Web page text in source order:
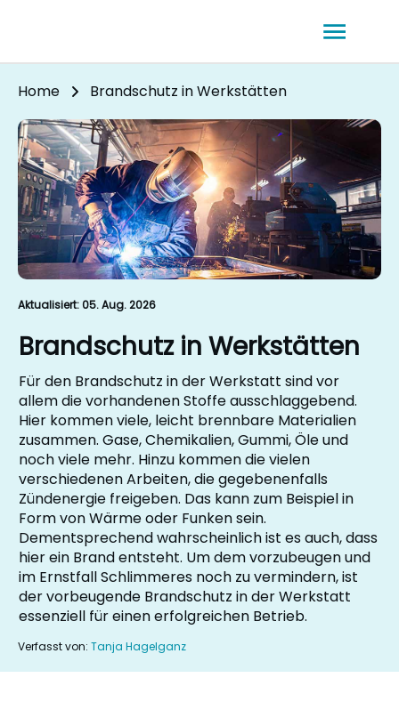
Home Brandschutz in Werkstätten
Brandschutz in Werkstätten
Für den Brandschutz in der Werkstatt sind vor
allem die vorhandenen Stoffe ausschlaggebend.
Hier kommen viele, leicht brennbare Materialien
zusammen. Gase, Chemikalien, Gummi, Öle und
noch viele mehr. Hinzu kommen die vielen
verschiedenen Arbeiten, die gegebenenfalls
Zündenergie freigeben. Das kann zum Beispiel in
Form von Wärme oder Funken sein.
Dementsprechend wahrscheinlich ist es auch, dass
hier ein Brand entsteht. Um dem vorzubeugen und
im Ernstfall Schlimmeres noch zu vermindern, ist
der vorbeugende Brandschutz in der Werkstatt
essenziell für einen erfolgreichen Betrieb.
Verfasst von: Tanja Hagelganz
Aktualisiert:05. Aug. 2026